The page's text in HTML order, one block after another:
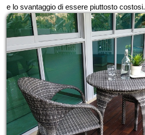
e lo svantaggio di essere piuttosto costosi.